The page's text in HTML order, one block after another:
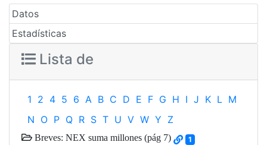
Datos
Estadísticas
Lista de
1 2 4 5 6 A B C D E F G H I J K L M
N O P Q R S T U V W Y Z
Breves: NEX suma millones (pág 7) 1